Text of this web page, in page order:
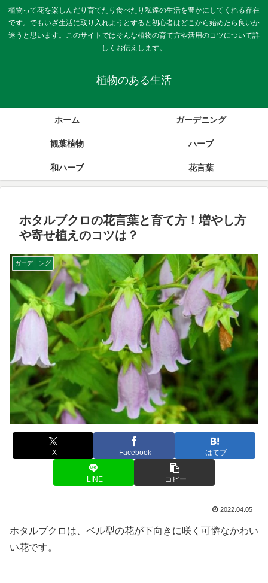
植物って花を楽しんだり育てたり食べたり私達の生活を豊かにしてくれる存在
です。でもいざ生活に取り入れようとすると初心者はどこから始めたら良いか
迷うと思います。このサイトではそんな植物の育て方や活用のコツについて詳
しくお伝えします。
植物のある生活
ホーム ガーデニング
観葉植物 ハーブ
和ハーブ 花言葉
ホタルブクロの花言葉と育て方！増やし方
や寄せ植えのコツは？
ガーデニング
X Facebook はてブ
LINE コピー
2022.04.05
ホタルブクロは、ベル型の花が下向きに咲く可憐なかわい
い花です。